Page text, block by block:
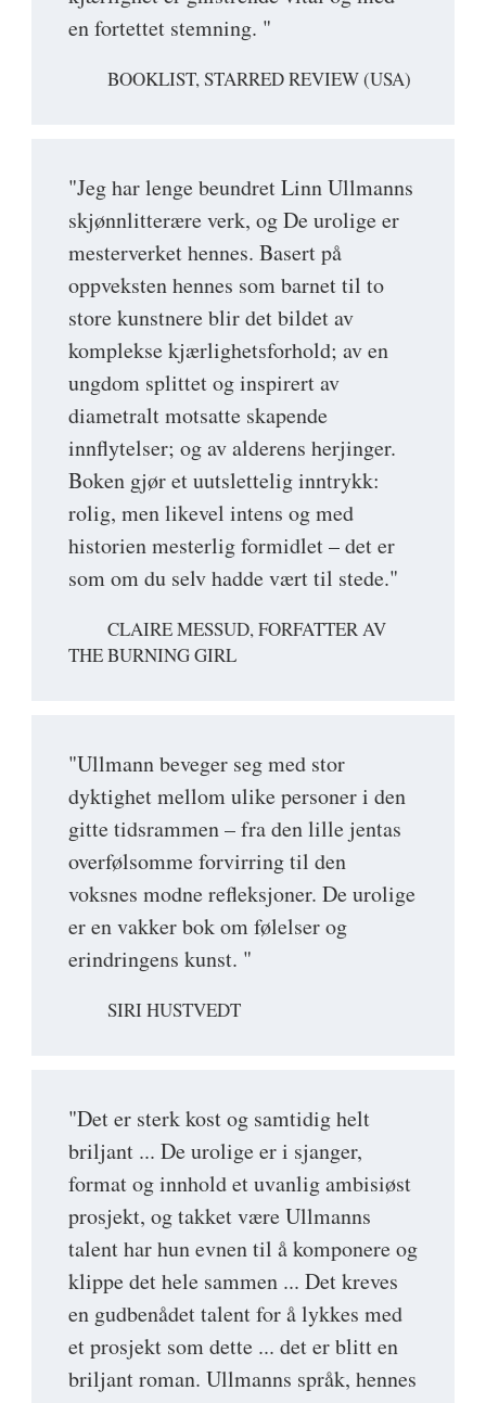
en fortettet stemning. "
BOOKLIST, STARRED REVIEW (USA)
"Jeg har lenge beundret Linn Ullmanns
skjønnlitterære verk, og De urolige er
mesterverket hennes. Basert på
oppveksten hennes som barnet til to
store kunstnere blir det bildet av
komplekse kjærlighetsforhold; av en
ungdom splittet og inspirert av
diametralt motsatte skapende
innflytelser; og av alderens herjinger.
Boken gjør et uutslettelig inntrykk:
rolig, men likevel intens og med
historien mesterlig formidlet – det er
som om du selv hadde vært til stede."
CLAIRE MESSUD, FORFATTER AV
THE BURNING GIRL
"Ullmann beveger seg med stor
dyktighet mellom ulike personer i den
gitte tidsrammen – fra den lille jentas
overfølsomme forvirring til den
voksnes modne refleksjoner. De urolige
er en vakker bok om følelser og
erindringens kunst. "
SIRI HUSTVEDT
"Det er sterk kost og samtidig helt
briljant ... De urolige er i sjanger,
format og innhold et uvanlig ambisiøst
prosjekt, og takket være Ullmanns
talent har hun evnen til å komponere og
klippe det hele sammen ... Det kreves
en gudbenådet talent for å lykkes med
et prosjekt som dette ... det er blitt en
briljant roman. Ullmanns språk, hennes